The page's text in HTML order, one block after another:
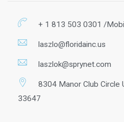
+ 1 813 503 0301 /
laszlo@floridainc.us
laszlok@sprynet.com
8304 Manor Club Circle
33647